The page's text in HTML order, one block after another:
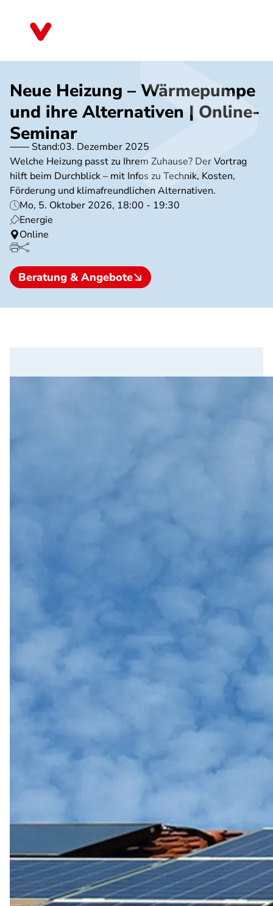
Neue Heizung – Wärmepumpe
und ihre Alternativen | Online-
Seminar
Stand:03. Dezember 2025
Welche Heizung passt zu Ihrem Zuhause? Der Vortrag
hilft beim Durchblick – mit Infos zu Technik, Kosten,
Förderung und klimafreundlichen Alternativen.
Mo, 5. Oktober 2026, 18:00 - 19:30
Energie
Online
Beratung & Angebote